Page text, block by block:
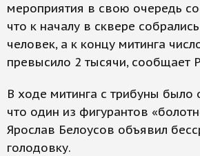
мероприятия в свою очередь
что к началу в сквере
человек, а к концу митинга
превысило 2 тысячи, сообщает
В ходе митинга с трибуны было
что один из фигурантов
Ярослав Белоусов объявил
голодовку.